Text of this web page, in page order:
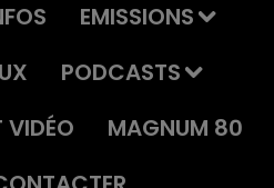
EMISSIONS
PODCASTS
VIDÉO
MAGNUM 80